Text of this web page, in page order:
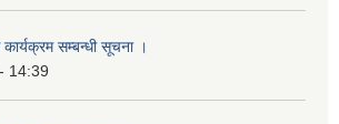
सम्बन्धी सूचना ।
14:39